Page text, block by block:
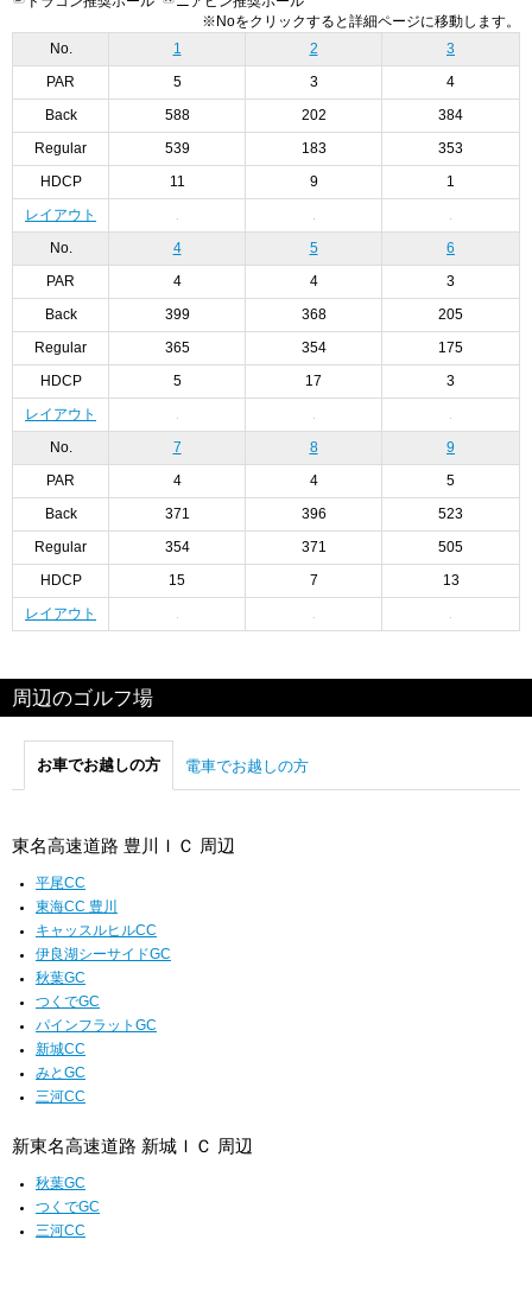
※Noをクリックすると詳細ページに移動します。
No.
1 2 3
PAR 5 3 4
Back 588 202 384
Regular 539 183 353
HDCP 11 9 1
レイアウト
No. 4 5 6
PAR 4 4 3
Back 399 368 205
Regular 365 354 175
HDCP 5 17 3
レイアウト
No. 7 8 9
PAR 4 4 5
Back 371 396 523
Regular 354 371 505
HDCP 15 7 13
レイアウト
周辺のゴルフ場
お車でお越しの方 電車でお越しの方
東名高速道路 豊川ＩＣ 周辺
平尾CC
東海CC 豊川
キャッスルヒルCC
伊良湖シーサイドGC
秋葉GC
つくでGC
パインフラットGC
新城CC
みとGC
三河CC
新東名高速道路 新城ＩＣ 周辺
秋葉GC
つくでGC
三河CC